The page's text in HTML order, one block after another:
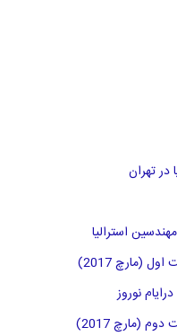
تهران
(مارچ 2017)
نوروز
(مارچ 2017)